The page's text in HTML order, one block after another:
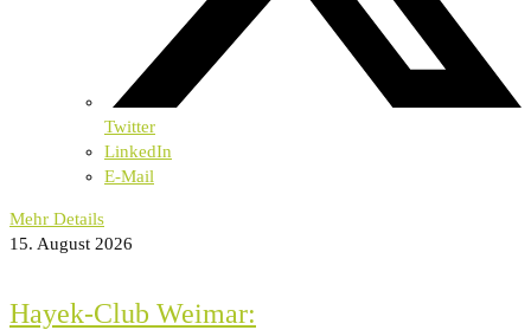
Twitter
LinkedIn
E-Mail
Mehr Details
15. August 2026
Hayek-Club Weimar: